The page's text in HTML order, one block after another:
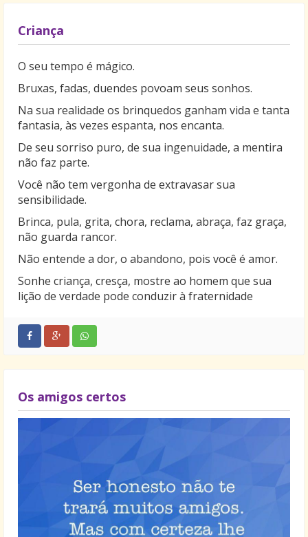
Criança
O seu tempo é mágico.
Bruxas, fadas, duendes povoam seus sonhos.
Na sua realidade os brinquedos ganham vida e tanta
fantasia, às vezes espanta, nos encanta.
De seu sorriso puro, de sua ingenuidade, a mentira
não faz parte.
Você não tem vergonha de extravasar sua
sensibilidade.
Brinca, pula, grita, chora, reclama, abraça, faz graça,
não guarda rancor.
Não entende a dor, o abandono, pois você é amor.
Sonhe criança, cresça, mostre ao homem que sua
lição de verdade pode conduzir à fraternidade
Os amigos certos